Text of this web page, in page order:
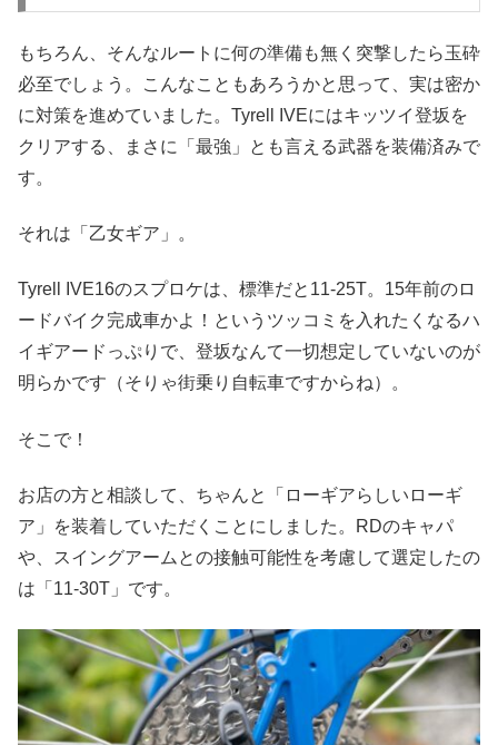
もちろん、そんなルートに何の準備も無く突撃したら玉砕
必至でしょう。こんなこともあろうかと思って、実は密か
に対策を進めていました。Tyrell IVEにはキッツイ登坂を
クリアする、まさに「最強」とも言える武器を装備済みで
す。
それは「乙女ギア」。
Tyrell IVE16のスプロケは、標準だと11-25T。15年前のロ
ードバイク完成車かよ！というツッコミを入れたくなるハ
イギアードっぷりで、登坂なんて一切想定していないのが
明らかです（そりゃ街乗り自転車ですからね）。
そこで！
お店の方と相談して、ちゃんと「ローギアらしいローギ
ア」を装着していただくことにしました。RDのキャパ
や、スイングアームとの接触可能性を考慮して選定したの
は「11-30T」です。